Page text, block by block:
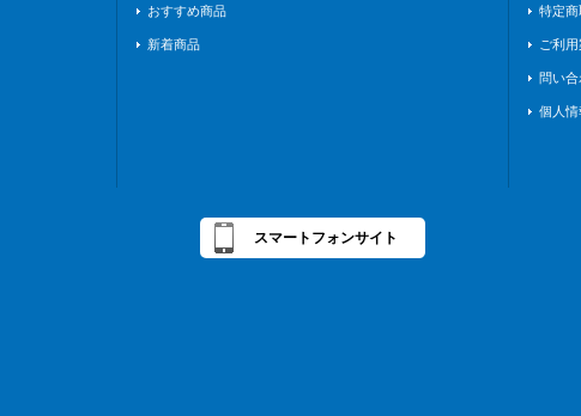
おすすめ商品
新着商品
特定
ご利
問い合
個人
スマートフォンサイト